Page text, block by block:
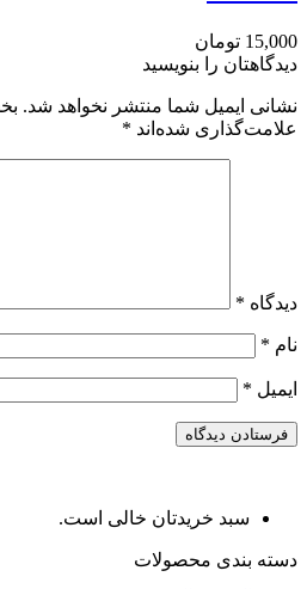
15,000 تومان
دیدگاهتان را بنویسید
نشانی ایمیل شما منتشر نخواهد شد.
علامت‌گذاری شده‌اند *
دیدگاه *
نام *
ایمیل *
سبد خریدتان خالی است.
دسته بندی محصولات